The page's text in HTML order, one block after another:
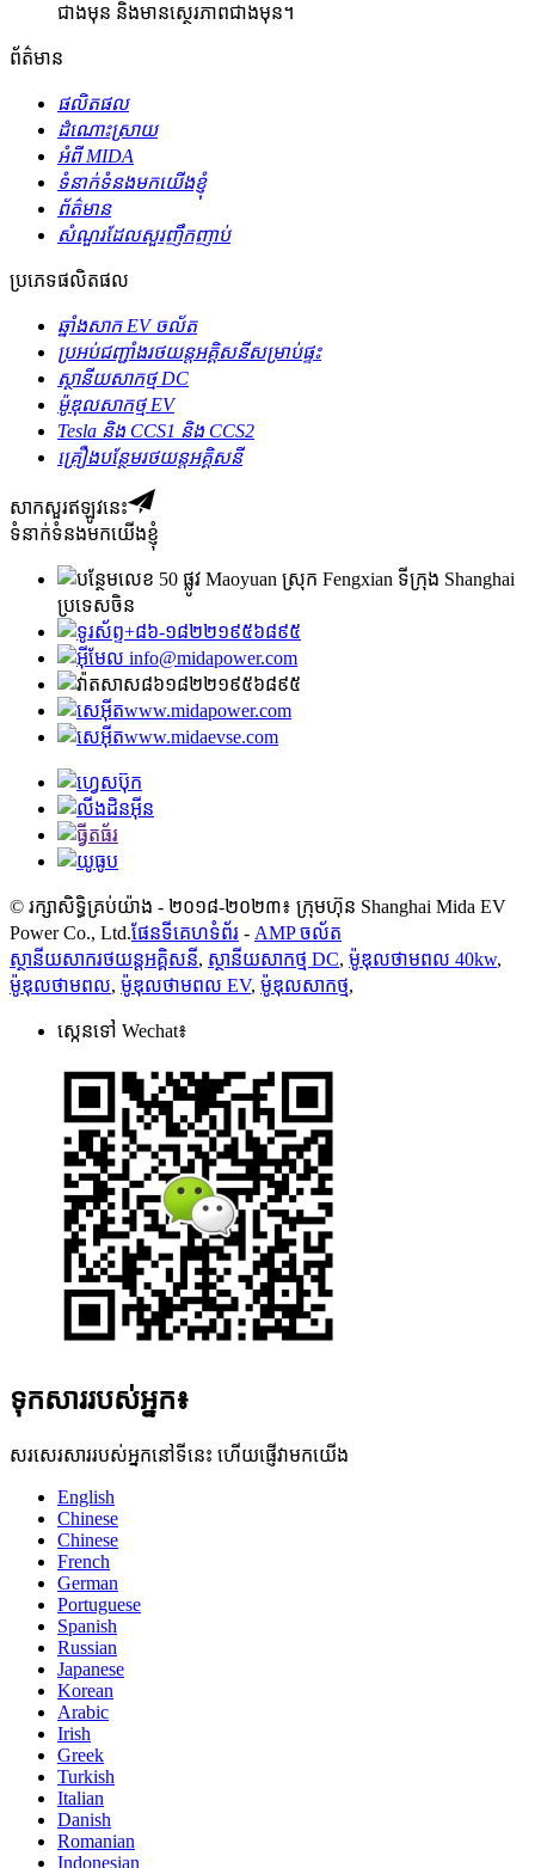
ជាងមុន និងមានស្ថេរភាពជាងមុន។
ព័ត៌មាន
ផលិតផល
ដំណោះស្រាយ
អំពី MIDA
ទំនាក់ទំនងមកយើងខ្ញុំ
ព័ត៌មាន
សំណួរដែលសួរញឹកញាប់
ប្រភេទផលិតផល
ឆ្នាំងសាក EV ចល័ត
ប្រអប់​ជញ្ជាំង​រថយន្ត​អគ្គិសនី​សម្រាប់​ផ្ទះ
ស្ថានីយសាកថ្ម DC
ម៉ូឌុលសាកថ្ម EV
Tesla និង CCS1 និង CCS2
គ្រឿងបន្ថែមរថយន្តអគ្គិសនី
សាកសួរឥឡូវនេះ
ទំនាក់ទំនងមកយើងខ្ញុំ
លេខ 50 ផ្លូវ Maoyuan ស្រុក Fengxian ទីក្រុង Shanghai
ប្រទេសចិន
+៨៦-១៨២២១៩៥៦៨៩៥
info@midapower.com
៨៦១៨២២១៩៥៦៨៩៥
www.midapower.com
www.midaevse.com
© រក្សាសិទ្ធិគ្រប់យ៉ាង - ២០១៨-២០២៣៖ ក្រុមហ៊ុន Shanghai Mida EV
Power Co., Ltd.ផែនទីគេហទំព័រ - AMP ចល័ត
ស្ថានីយ​សាក​រថយន្ត​អគ្គិសនី, ស្ថានីយសាកថ្ម DC, ម៉ូឌុលថាមពល 40kw,
ម៉ូឌុលថាមពល, ម៉ូឌុលថាមពល EV, ម៉ូឌុលសាកថ្ម,
ស្កេនទៅ Wechat៖
ទុកសាររបស់អ្នក៖
សរសេរសាររបស់អ្នកនៅទីនេះ ហើយផ្ញើវាមកយើង
English
Chinese
Chinese
French
German
Portuguese
Spanish
Russian
Japanese
Korean
Arabic
Irish
Greek
Turkish
Italian
Danish
Romanian
Indonesian